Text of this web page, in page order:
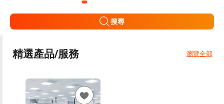
搜尋
精選產品/服務 瀏覽全部